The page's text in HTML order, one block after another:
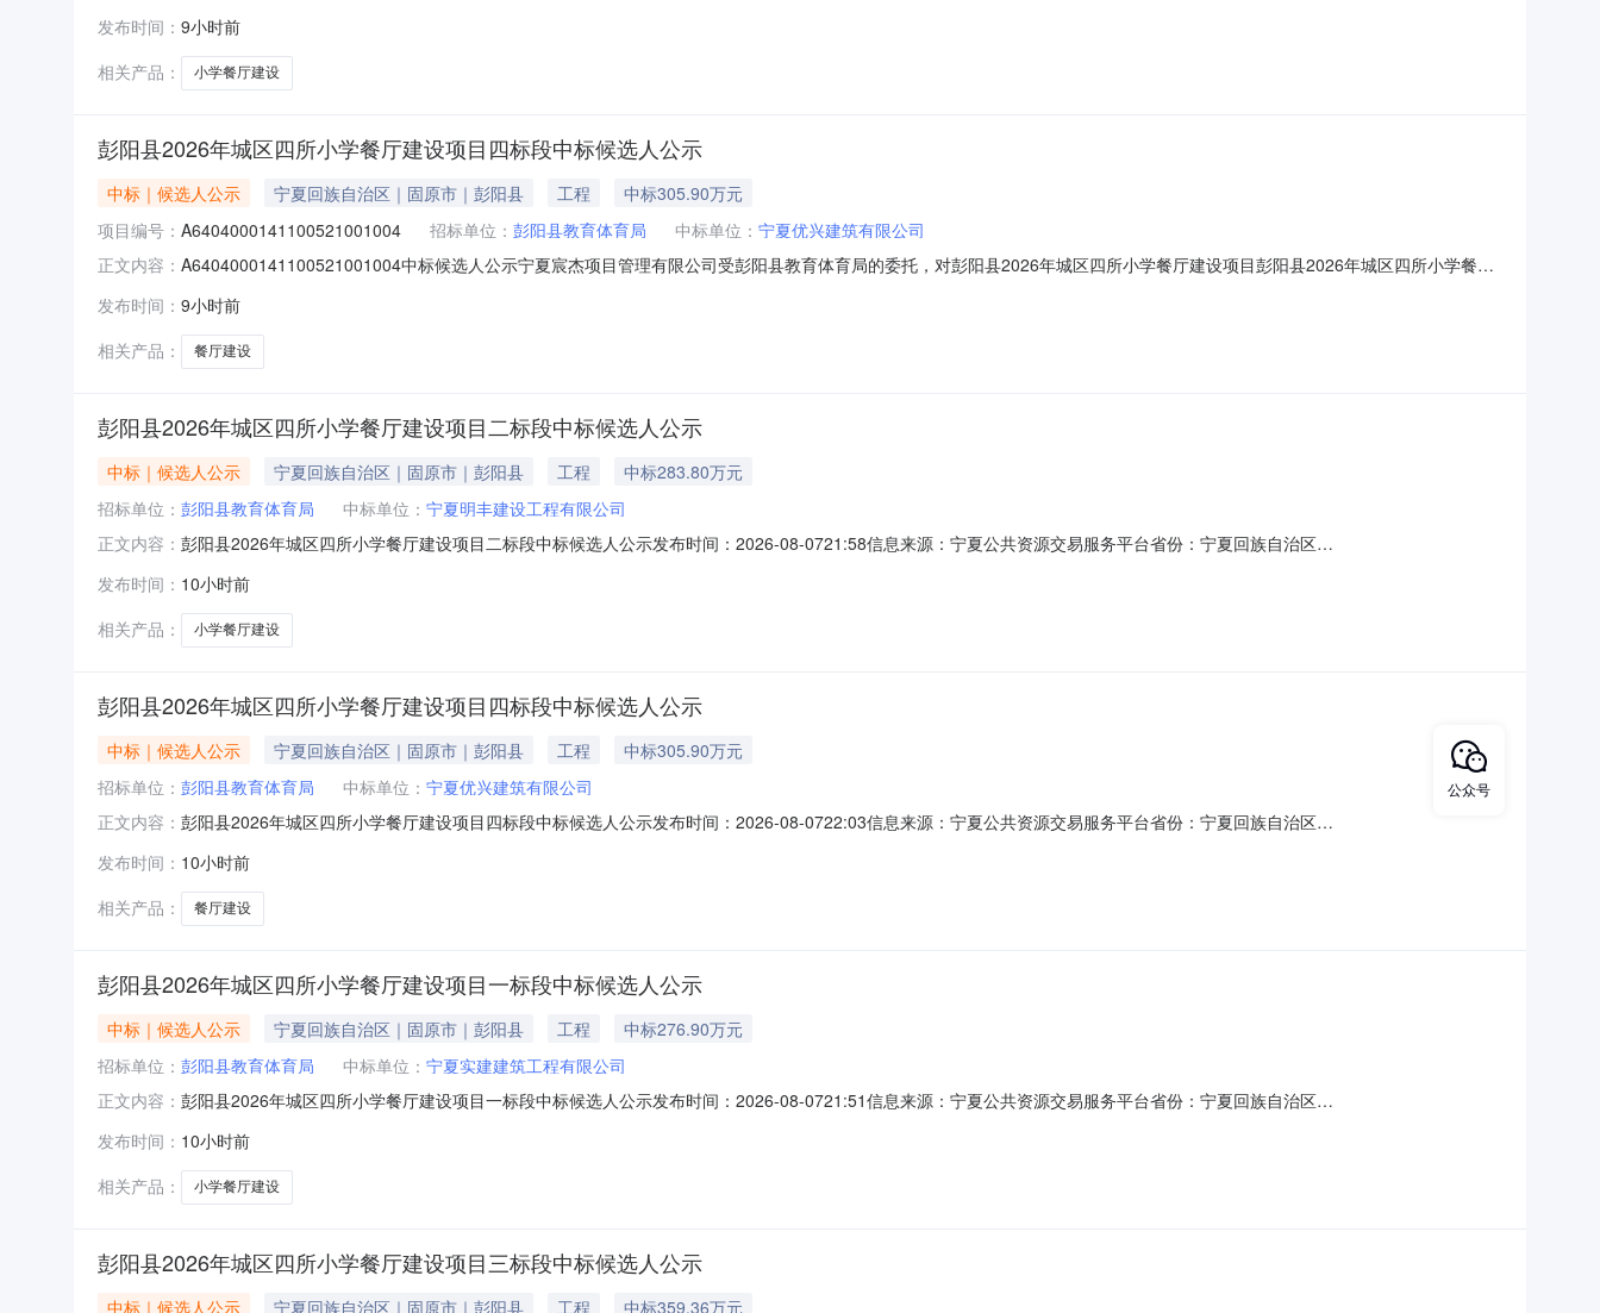
标委员会推荐的中标候选人名单及其排序中标候选人排名单位名称投标报价工期质量标准项目负责人相关证书及编号评标得分第一中标候选人宁夏明丰建设工程有限公司283799
发布时间： 9小时前
相关产品：
小学餐厅建设
彭阳县2026年城区四所小学餐厅建设项目四标段中标候选人公示
中标｜候选人公示 宁夏回族自治区｜固原市｜彭阳县 工程
中标305.90万元
项目编号： A6404000141100521001004 招标单位： 彭阳县教育体育局 中标单位： 宁夏优兴建筑有限公司
正文内容： A6404000141100521001004中标候选人公示宁夏宸杰项目管理有限公司受彭阳县教育体育局的委托，对彭阳县2026年城区四所小学餐厅建设项目彭阳县2026年城区四所小学餐厅
标委员会推荐的中标候选人名单及其排序中标候选人排名单位名称投标报价工期质量标准项目负责人相关证书及编号评标得分第一中标候选人宁夏优兴建筑有限公司3058992.
发布时间： 9小时前
相关产品：
餐厅建设
彭阳县2026年城区四所小学餐厅建设项目二标段中标候选人公示
中标｜候选人公示 宁夏回族自治区｜固原市｜彭阳县 工程
中标283.80万元
招标单位： 彭阳县教育体育局 中标单位： 宁夏明丰建设工程有限公司
正文内容： 彭阳县2026年城区四所小学餐厅建设项目二标段中标候选人公示发布时间：2026-08-0721:58信息来源：宁夏公共资源交易服务平台省份：宁夏回族自治区
建设项目二标段进行公开招标,已于2026-08-0712:50:00完成评标工作，经评标委员会对所有投标人的投标文件详细评审，推荐出中标结果候选人。现将评标结果公示如下：一、评
标委员
发布时间： 10小时前
相关产品：
小学餐厅建设
彭阳县2026年城区四所小学餐厅建设项目四标段中标候选人公示
中标｜候选人公示 宁夏回族自治区｜固原市｜彭阳县 工程
中标305.90万元
招标单位： 彭阳县教育体育局 中标单位： 宁夏优兴建筑有限公司
正文内容： 彭阳县2026年城区四所小学餐厅建设项目四标段中标候选人公示发布时间：2026-08-0722:03信息来源：宁夏公共资源交易服务平台省份：宁夏回族自治区
建设项目四标段进行公开招标,已于2026-08-0714:28:00完成评标工作，经评标委员会对所有投标人的投标文件详细评审，推荐出中标结果候选人。现将评标结果公示如下：一、评
标委员
发布时间： 10小时前
相关产品：
餐厅建设
彭阳县2026年城区四所小学餐厅建设项目一标段中标候选人公示
中标｜候选人公示 宁夏回族自治区｜固原市｜彭阳县 工程
中标276.90万元
招标单位： 彭阳县教育体育局 中标单位： 宁夏实建建筑工程有限公司
正文内容： 彭阳县2026年城区四所小学餐厅建设项目一标段中标候选人公示发布时间：2026-08-0721:51信息来源：宁夏公共资源交易服务平台省份：宁夏回族自治区
建设项目一标段进行公开招标,已于2026-08-0712:50:00完成评标工作，经评标委员会对所有投标人的投标文件详细评审，推荐出中标结果候选人。现将评标结果公示如下：一、评
标委员
发布时间： 10小时前
相关产品：
小学餐厅建设
彭阳县2026年城区四所小学餐厅建设项目三标段中标候选人公示
中标｜候选人公示 宁夏回族自治区｜固原市｜彭阳县 工程
中标359.36万元
公众号